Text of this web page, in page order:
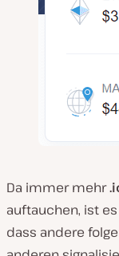
Da immer mehr
auftauchen, ist
dass andere